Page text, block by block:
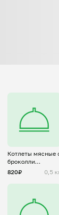
Котлеты мясные
броколли
(заморозка)
820₽ 0,5